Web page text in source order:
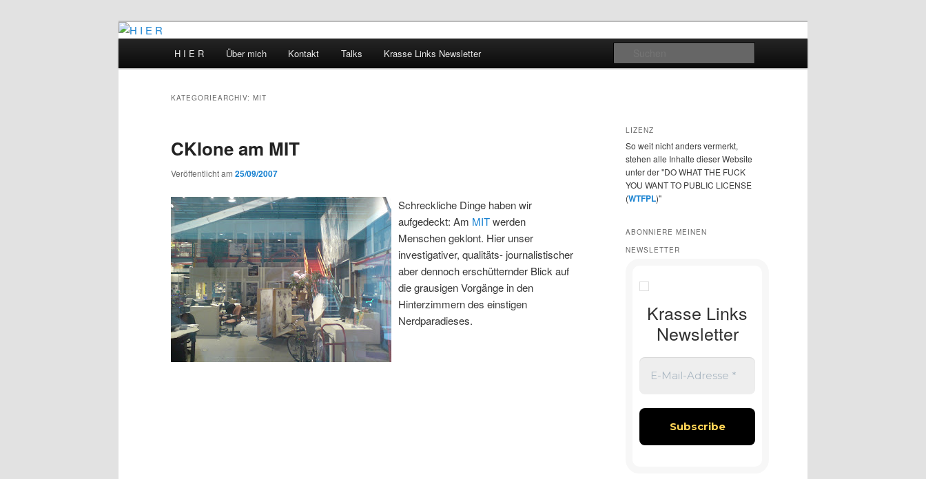
H I E R
H I E R Über mich Kontakt Talks Krasse Links Newsletter
KATEGORIEARCHIV: MIT
CKlone am MIT
Veröffentlicht am 25/09/2007
Schreckliche Dinge haben wir
aufgedeckt: Am MITwerden
Menschen geklont. Hier unser
investigativer, qualitäts- journalistischer
aber dennoch erschütternder Blick auf
die grausigen Vorgänge in den
Hinterzimmern des einstigen
Nerdparadieses.
LIZENZ
So weit nicht anders vermerkt,
stehen alle Inhalte dieser Website
unter der "DO WHAT THE FUCK
YOU WANT TO PUBLIC LICENSE
(WTFPL)"
ABONNIERE MEINEN
NEWSLETTER
Krasse Links
Newsletter